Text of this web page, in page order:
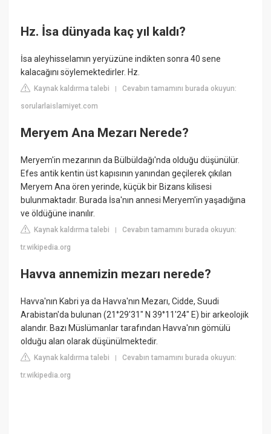
Hz. İsa dünyada kaç yıl kaldı?
İsa aleyhisselamın yeryüzüne indikten sonra 40 sene
kalacağını söylemektedirler. Hz.
Kaynak kaldırma talebi |Cevabın tamamını burada okuyun:
sorularlaislamiyet.com
Meryem Ana Mezarı Nerede?
Meryem'in mezarının da Bülbüldağı'nda olduğu düşünülür.
Efes antik kentin üst kapısının yanından geçilerek çıkılan
Meryem Ana ören yerinde, küçük bir Bizans kilisesi
bulunmaktadır. Burada İsa'nın annesi Meryem'in yaşadığına
ve öldüğüne inanılır.
Kaynak kaldırma talebi |Cevabın tamamını burada okuyun:
tr.wikipedia.org
Havva annemizin mezarı nerede?
Havva'nın Kabri ya da Havva'nın Mezarı, Cidde, Suudi
Arabistan'da bulunan (21°29'31" N 39°11'24" E) bir arkeolojik
alandır. Bazı Müslümanlar tarafından Havva'nın gömülü
olduğu alan olarak düşünülmektedir.
Kaynak kaldırma talebi |Cevabın tamamını burada okuyun:
tr.wikipedia.org